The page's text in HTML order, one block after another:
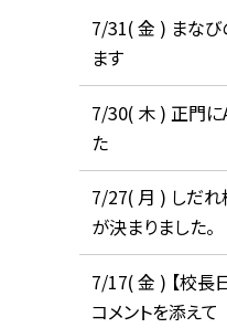
7/31( 金 ) まなび
ます
7/30( 木 ) 正門に
た
7/27( 月 ) しだ
が決まりました。
7/17( 金 ) 【校長
コメントを添えて